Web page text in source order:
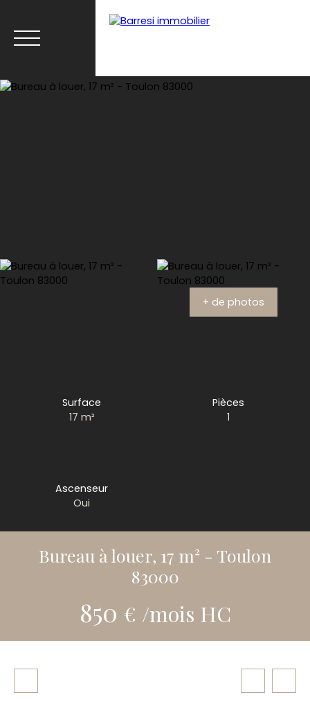
+ de photos
Surface
17 m²
Pièces
1
Ascenseur
Oui
Bureau à louer, 17 m² - Toulon
83000
850 € /mois HC